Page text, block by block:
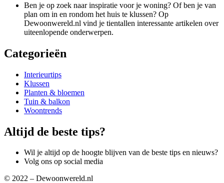
Ben je op zoek naar inspiratie voor je woning? Of ben je van
plan om in en rondom het huis te klussen? Op
Dewoonwereld.nl vind je tientallen interessante artikelen over
uiteenlopende onderwerpen.
Categorieën
Interieurtips
Klussen
Planten & bloemen
Tuin & balkon
Woontrends
Altijd de beste tips?
Wil je altijd op de hoogte blijven van de beste tips en nieuws?
Volg ons op social media
© 2022 – Dewoonwereld.nl